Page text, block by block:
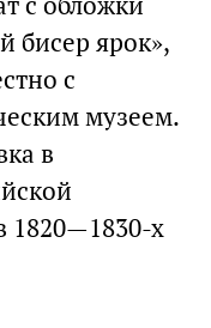
бисер ярок»,
с
музеем.
в
1820—1830-х